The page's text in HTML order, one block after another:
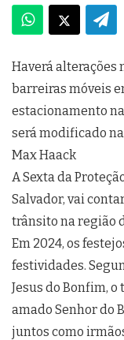
Haverá alterações
barreiras móveis
estacionamento
será modificado
Max Haack
A Sexta da
Salvador, vai
trânsito na região
Em 2024, os
festividades.
Jesus do Bonfim, o
amado Senhor do
juntos como